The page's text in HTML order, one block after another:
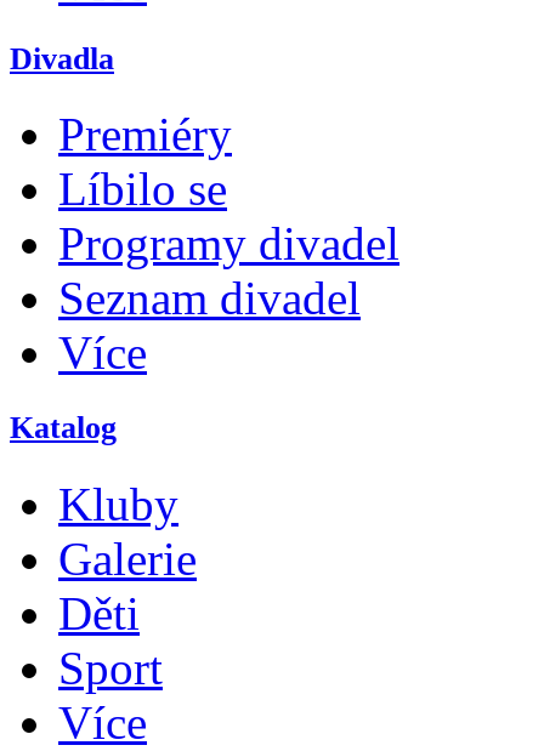
Divadla
Premiéry
Líbilo se
Programy divadel
Seznam divadel
Více
Katalog
Kluby
Galerie
Děti
Sport
Více